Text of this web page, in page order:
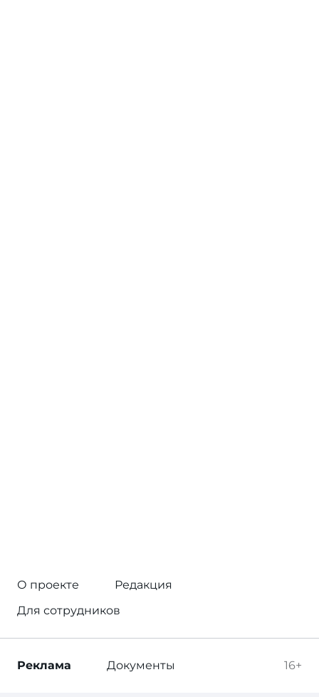
О проекте
Редакция
Для сотрудников
16+
Реклама Документы